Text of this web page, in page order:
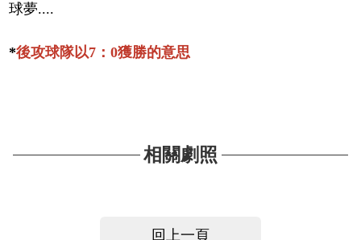
球夢....
*後攻球隊以7：0獲勝的意思
相關劇照
回上一頁